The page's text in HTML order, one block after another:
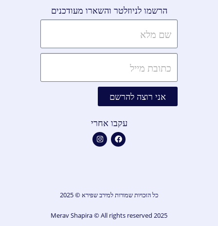
הרשמו לניוזלטר והשארו מעודכנים
אני רוצה להרשם
עקבו אחרי
כל הזכויות שמורות למירב שפירא © 2025
2025 Merav Shapira © All rights reserved